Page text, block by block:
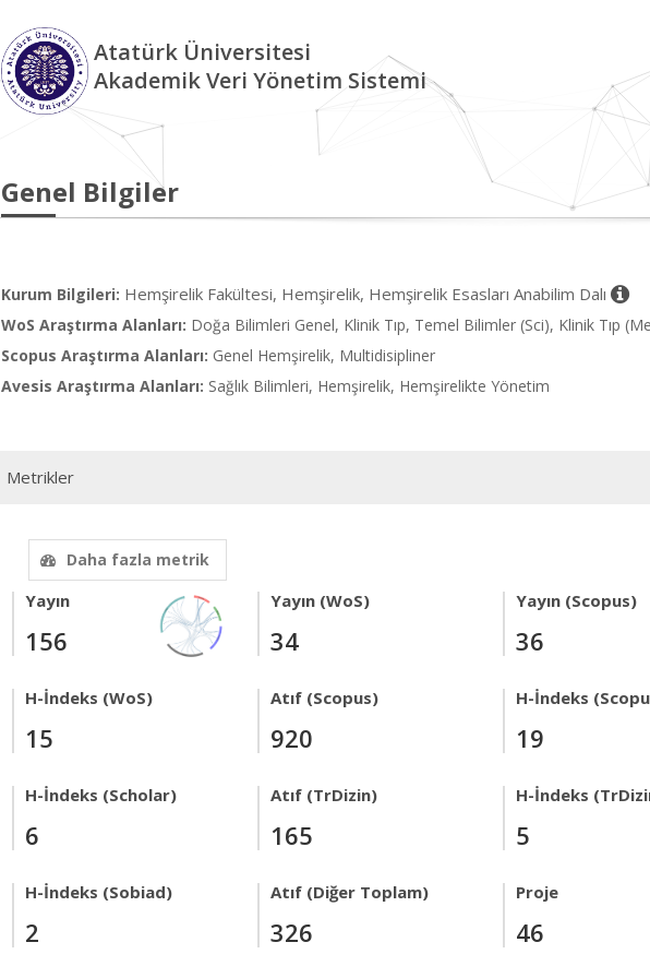
Atatürk Üniversitesi
Akademik Veri Yönetim Sistemi
Genel Bilgiler
Kurum Bilgileri: Hemşirelik Fakültesi, Hemşirelik, Hemşirelik Esasları Anabilim Dalı
WoS Araştırma Alanları: Doğa Bilimleri Genel, Klinik Tıp, Temel Bilimler (Sci), Klinik Tıp
Scopus Araştırma Alanları: Genel Hemşirelik, Multidisipliner
Avesis Araştırma Alanları: Sağlık Bilimleri, Hemşirelik, Hemşirelikte Yönetim
Metrikler
Daha fazla metrik
Yayın
156
Yayın (WoS)
34
Yayın (Scopus)
36
H-İndeks (WoS)
15
Atıf (Scopus)
920
H-İndeks
19
H-İndeks (Scholar)
6
Atıf (TrDizin)
165
H-İndeks
5
H-İndeks (Sobiad)
2
Atıf (Diğer Toplam)
326
Proje
46